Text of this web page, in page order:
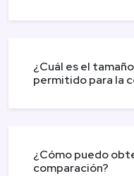
¿Cuál es el
permitido para la
¿Cómo puedo
comparación?